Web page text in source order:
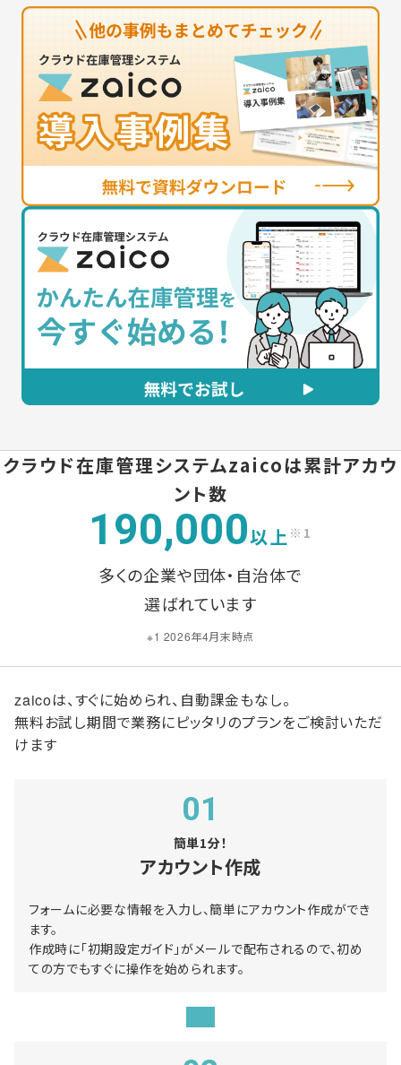
クラウド在庫管理システムzaicoは累計アカウ
ント数
190,000以上 ※1
多くの企業や団体・自治体で
選ばれています
※1 2026年4月末時点
zaicoは、すぐに始められ、自動課金もなし。
無料お試し期間で業務にピッタリのプランをご検討いただ
けます
01
簡単1分！
アカウント作成
フォームに必要な情報を入力し、簡単にアカウント作成ができ
ます。
作成時に「初期設定ガイド」がメールで配布されるので、初め
ての方でもすぐに操作を始められます。